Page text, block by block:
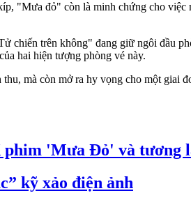
"Mưa đỏ" còn là minh chứng cho việc
chiến trên không" đang giữ ngôi đầu
hai hiện tượng phòng vé này.
mà còn mở ra hy vọng cho một giai
'Mưa Đỏ' và tương
kỹ xảo điện ảnh